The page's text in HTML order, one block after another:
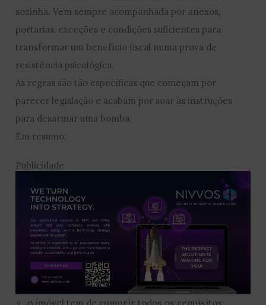
sozinha. Vem sempre acompanhada por anexos,
portarias, exceções e condições suficientes para
transformar um benefício fiscal numa prova de
resistência psicológica.
As regras são tão específicas que começam por
parecer legislação e acabam por soar às instruções
para desarmar uma bomba.
Em resumo:
Publicidade
o imóvel tem de cumprir todos os requisitos;